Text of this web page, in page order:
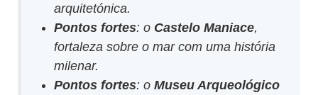
arquitetónica.
Pontos fortes: o Castelo Maniace,
fortaleza sobre o mar com uma história
milenar.
Pontos fortes: oMuseu Arqueológico